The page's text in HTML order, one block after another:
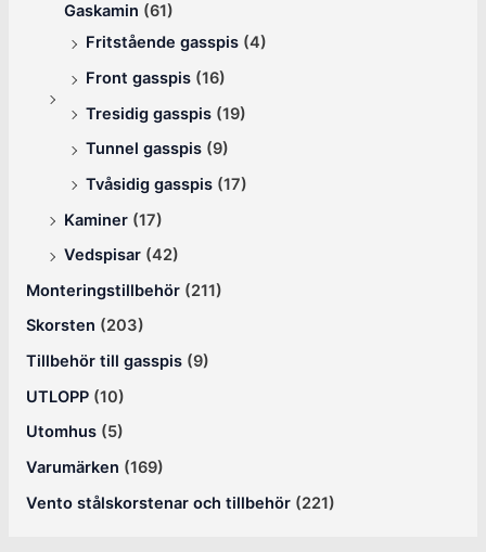
Gaskamin (61)
Fritstående gasspis (4)
Front gasspis (16)
Tresidig gasspis (19)
Tunnel gasspis (9)
Tvåsidig gasspis (17)
Kaminer (17)
Vedspisar (42)
Monteringstillbehör (211)
Skorsten (203)
Tillbehör till gasspis (9)
UTLOPP (10)
Utomhus (5)
Varumärken (169)
Vento stålskorstenar och tillbehör (221)